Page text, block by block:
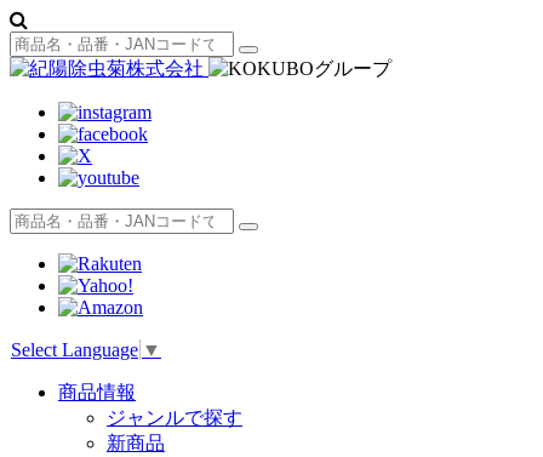
Select Language ▼
商品情報
ジャンルで探す
新商品